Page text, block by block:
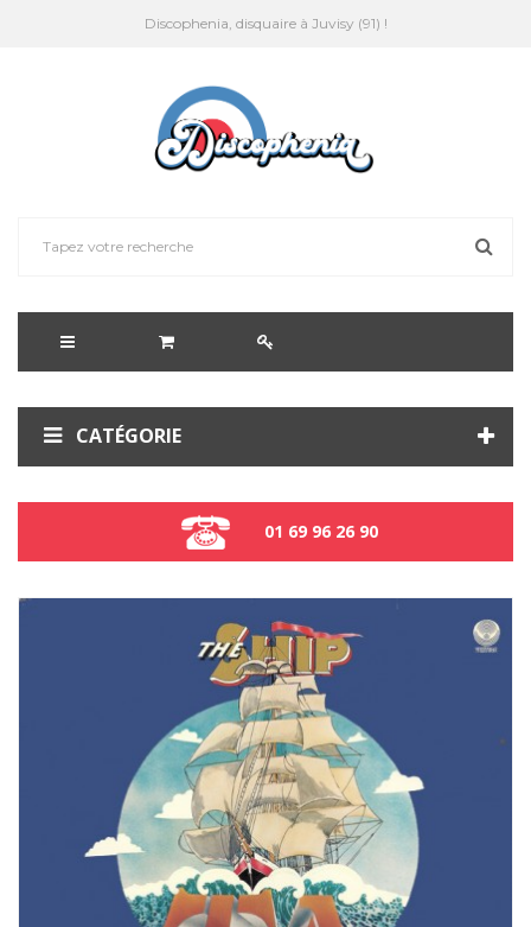
Discophenia, disquaire à Juvisy (91) !
CATÉGORIE
01 69 96 26 90